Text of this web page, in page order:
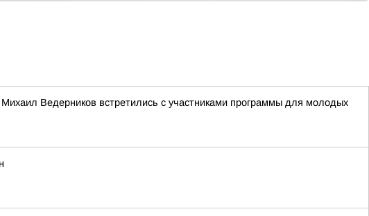
Ведерников встретились с участниками программы для молодых